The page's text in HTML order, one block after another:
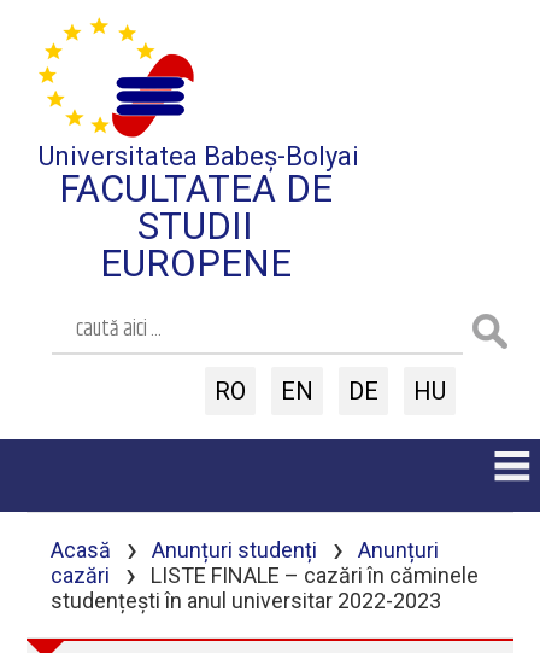
Universitatea Babeș-Bolyai
FACULTATEA DE
STUDII
EUROPENE
RO EN DE HU
Acasă › Anunțuri studenți ›
Anunțuri
cazări
›
LISTE FINALE – cazări în căminele
studențești în anul universitar 2022-2023